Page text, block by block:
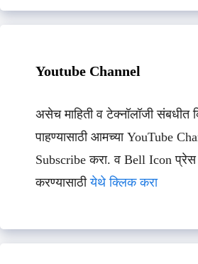
Youtube Channel
असेच माहिती व टेक्नॉलॉजी संबधीत
पाहण्यासाठी आमच्या YouTube
Subscribe करा. व Bell Icon प्रेस
करण्यासाठीयेथे क्लिक करा